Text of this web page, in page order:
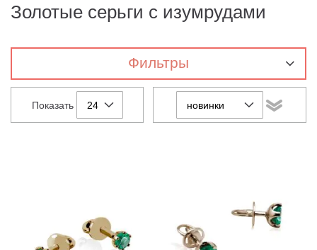
Золотые серьги с изумрудами
Показать
Фильтры